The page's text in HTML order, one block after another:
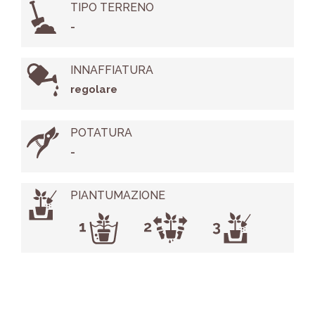
TIPO TERRENO
-
INNAFFIATURA
regolare
POTATURA
-
PIANTUMAZIONE